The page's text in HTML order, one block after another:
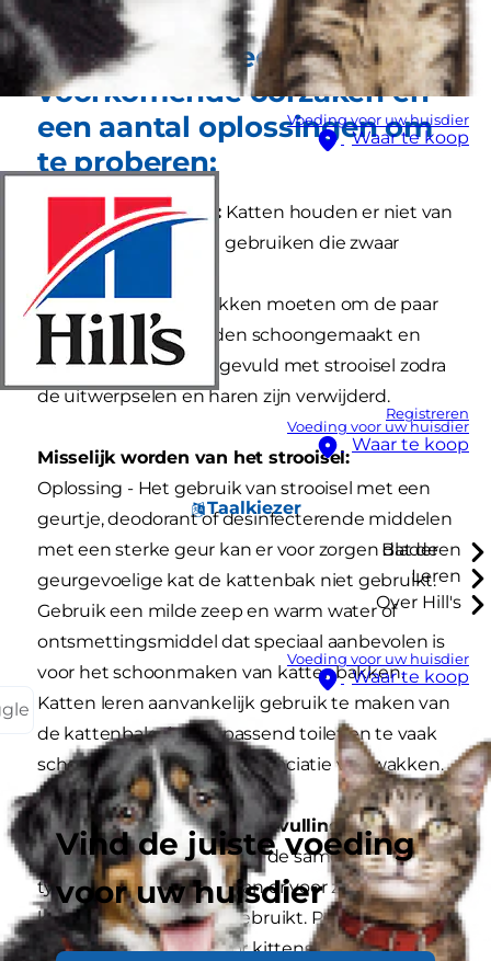
Voeding voor uw huisdier
Waar te koop
Registreren
Voeding voor uw huisdier
Waar te koop
Taalkiezer
Bladeren
Leren
Over Hill's
Voeding voor uw huisdier
Waar te koop
Vind de juiste voeding
voor uw huisdier
Hier zijn de meest
voorkomende oorzaken en
een aantal oplossingen om
te proberen:
Vieze kattenbakken: Katten houden er niet van
om een kattenbak te gebruiken die zwaar
bevuild is.
Oplossing - Kattenbakken moeten om de paar
dagen helemaal worden schoongemaakt en
dagelijks worden aangevuld met strooisel zodra
de uitwerpselen en haren zijn verwijderd.
Misselijk worden van het strooisel:
Oplossing - Het gebruik van strooisel met een
geurtje, deodorant of desinfecterende middelen
met een sterke geur kan er voor zorgen dat de
geurgevoelige kat de kattenbak niet gebruikt.
Gebruik een milde zeep en warm water of
ontsmettingsmiddel dat speciaal aanbevolen is
voor het schoonmaken van kattenbakken.
Katten leren aanvankelijk gebruik te maken van
de kattenbak als een passend toilet en te vaak
schoonmaken kan deze associatie verzwakken.
Verkeerde soort kattenbakvulling:
Oplossing - Verandering in de samenhang of het
type kattenbakvulling kan er voor zorgen dat de
kat de kattenbak niet gebruikt. Pellets van
hardhout zijn prima voor kittens, maar zodra een